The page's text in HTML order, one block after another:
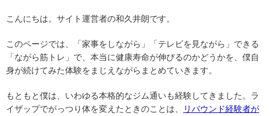
こんにちは。サイト運営者の和久井朗です。
このページでは、「家事をしながら」「テレビを見ながら」できる
「ながら筋トレ」で、本当に健康寿命が伸びるのかどうかを、僕自
身が続けてみた体験をまじえながらまとめていきます。
もともと僕は、いわゆる本格的なジム通いも経験してきました。ラ
イザップでがっつり体を変えたときのことは、
リバウンド経験者が